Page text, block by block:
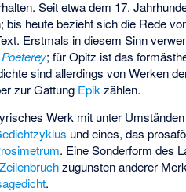
Seit etwa dem 17.
heute bezieht sich die Rede
Erstmals in diesem Sinn
; für Opitz ist das
sind allerdings von Werken
zur Gattung Epik zählen.
Werk mit unter
und eines, das
. Eine Sonderform des
zugunsten anderer
.